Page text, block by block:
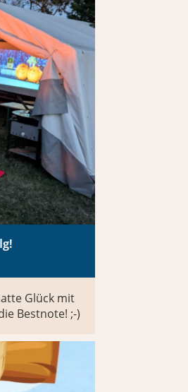
Glück mit
Bestnote! ;-)